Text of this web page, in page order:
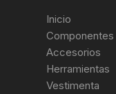
Inicio
Componentes
Accesorios
Herramientas
Vestimenta